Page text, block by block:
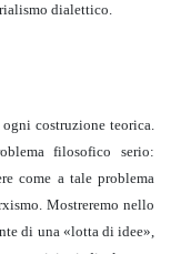
dialettico.
costruzione teorica.
filosofico serio:
come a tale problema
Mostreremo nello
di una «lotta di idee»,